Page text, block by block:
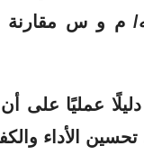
عمليًا على
الأداء